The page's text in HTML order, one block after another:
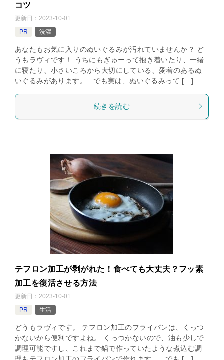
コツ
更新日： 2023-10-01
PR
洗濯
あなたもお気に入りのぬいぐるみが汚れていませんか？ ど
うもラヴィです！ うちにもぎゅーって抱き着いたり、一緒
に寝たり、小さいころから大切にしている、愛着のあるぬ
いぐるみがあります。 でも実は、ぬいぐるみって […]
続きを読む
テフロン加工が剥がれた！食べても大丈夫？フッ素
加工を復活させる方法
更新日： 2023-10-01
PR
生活
どうもラヴィです。 テフロン加工のフライパンは、くっつ
かないから便利ですよね。 くっつかないので、油も少しで
調理可能ですし、これまで鍋で作っていたような煮込む調